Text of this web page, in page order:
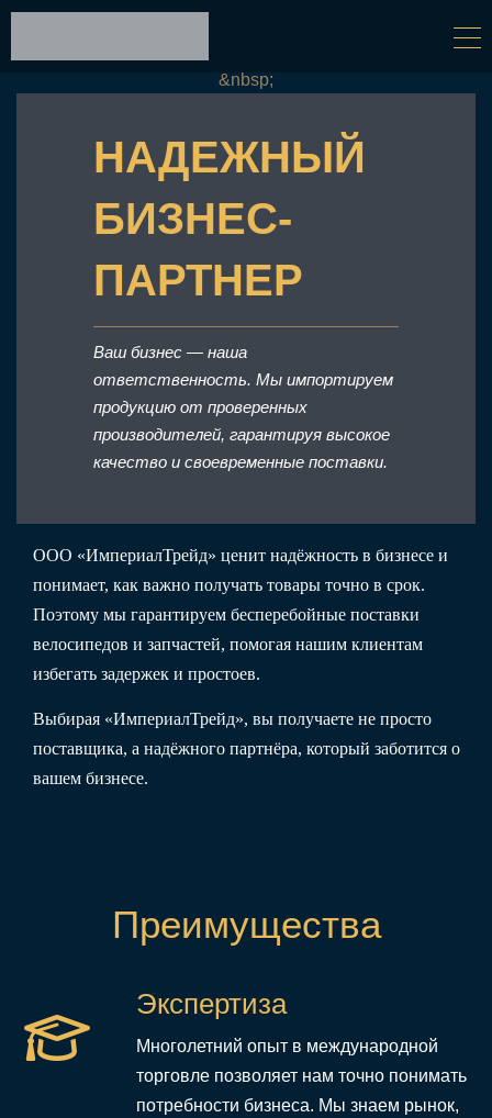
НАДЕЖНЫЙ
БИЗНЕС-
ПАРТНЕР
Ваш бизнес — наша
ответственность. Мы импортируем
продукцию от проверенных
производителей, гарантируя высокое
качество и своевременные поставки.
ООО «ИмпериалТрейд» ценит надёжность в бизнесе и
понимает, как важно получать товары точно в срок.
Поэтому мы гарантируем бесперебойные поставки
велосипедов и запчастей, помогая нашим клиентам
избегать задержек и простоев.
Выбирая «ИмпериалТрейд», вы получаете не просто
поставщика, а надёжного партнёра, который заботится о
вашем бизнесе.
&nbsp;
Преимущества
Экспертиза
Многолетний опыт в международной
торговле позволяет нам точно понимать
потребности бизнеса. Мы знаем рынок,